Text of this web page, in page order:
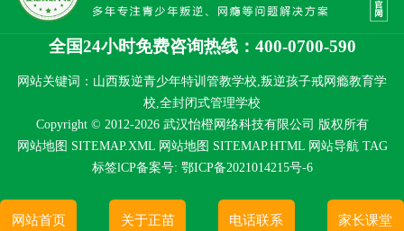
全国24小时免费咨询热线：400-0700-590
网站关键词：山西叛逆青少年特训管教学校,叛逆孩子戒网瘾教育学
校,全封闭式管理学校
Copyright © 2012-2026 武汉怡橙网络科技有限公司 版权所有
网站地图 SITEMAP.XML 网站地图 SITEMAP.HTML 网站导航 TAG
标签lCP备案号: 鄂ICP备2021014215号-6
网站首页 关于正苗 电话联系 家长课堂